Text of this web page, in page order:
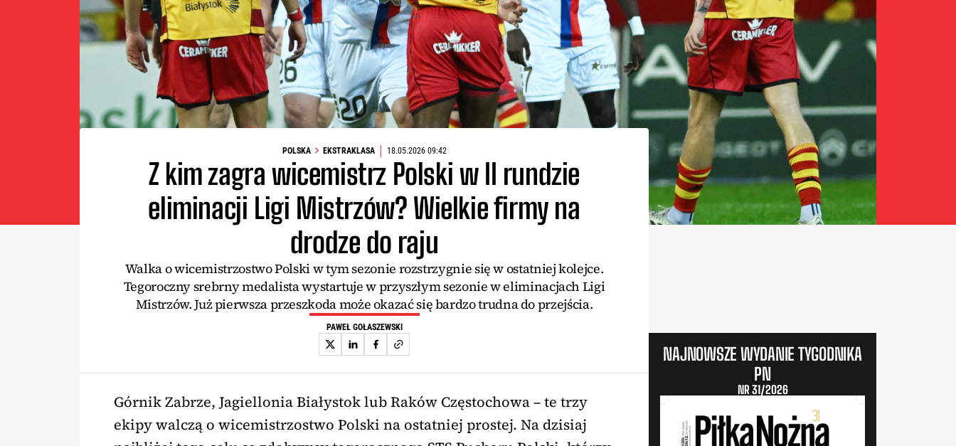
POLSKA EKSTRAKLASA 18.05.2026 09:42
Z kim zagra wicemistrz Polski w II rundzie
eliminacji Ligi Mistrzów? Wielkie firmy na
drodze do raju
Walka o wicemistrzostwo Polski w tym sezonie rozstrzygnie się w ostatniej kolejce.
Tegoroczny srebrny medalista wystartuje w przyszłym sezonie w eliminacjach Ligi
Mistrzów. Już pierwsza przeszkoda może okazać się bardzo trudna do przejścia.
PAWEŁ GOŁASZEWSKI
Górnik Zabrze, Jagiellonia Białystok lub Raków Częstochowa – te trzy
ekipy walczą o wicemistrzostwo Polski na ostatniej prostej. Na dzisiaj
NAJNOWSZE WYDANIE TYGODNIKA
PN
NR 31/2026